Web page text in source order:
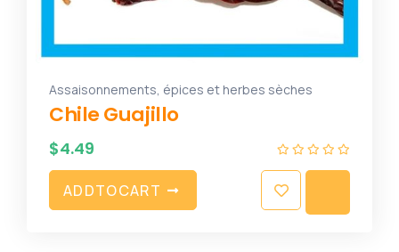
Assaisonnements, épices et herbes sèches
Chile Guajillo
$4.49
ADDTOCART